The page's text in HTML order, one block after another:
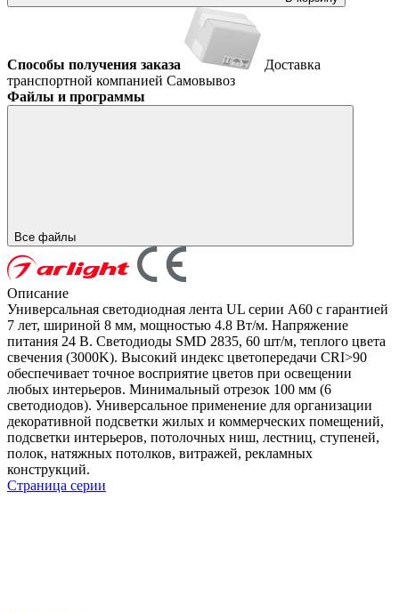
Способы получения заказа
Доставка
транспортной компанией Самовывоз
Файлы и программы
Все файлы
Описание
Универсальная светодиодная лента UL серии A60 с гарантией
7 лет, шириной 8 мм, мощностью 4.8 Вт/м. Напряжение
питания 24 В. Светодиоды SMD 2835, 60 шт/м, теплого цвета
свечения (3000K). Высокий индекс цветопередачи CRI>90
обеспечивает точное восприятие цветов при освещении
любых интерьеров. Минимальный отрезок 100 мм (6
светодиодов). Универсальное применение для организации
декоративной подсветки жилых и коммерческих помещений,
подсветки интерьеров, потолочных ниш, лестниц, ступеней,
полок, натяжных потолков, витражей, рекламных
конструкций.
Страница серии